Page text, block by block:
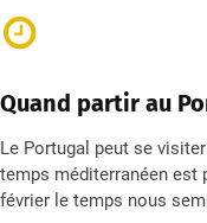
Quand partir au
Le Portugal peut se
temps méditerranéen est
février le temps nous